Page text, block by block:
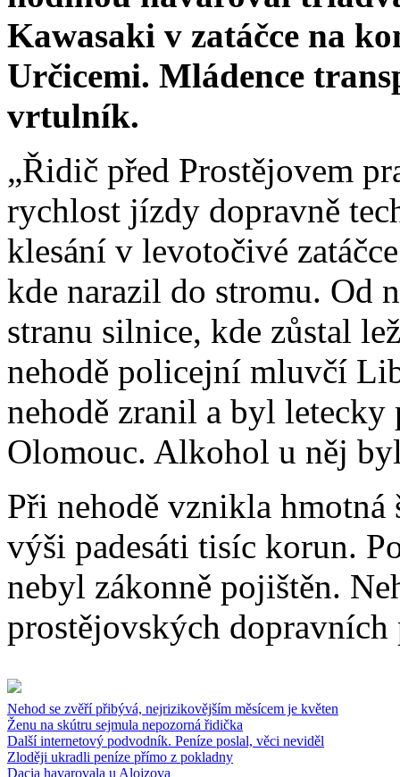
Kawasaki v zatáčce na
Určicemi. Mládence
vrtulník.
„Řidič před Prostějovem
rychlost jízdy dopravně
klesání v levotočivé
kde narazil do stromu. Od
stranu silnice, kde zůstal
nehodě policejní mluvčí
nehodě zranil a byl
Olomouc. Alkohol u něj
Při nehodě vznikla
výši padesáti tisíc korun.
nebyl zákonně pojištěn.
prostějovských
Nehod se zvěří přibývá, nejrizikovějším měsícem je květen
Ženu na skútru sejmula nepozorná řidička
Další internetový podvodník. Peníze poslal, věci neviděl
Zloději ukradli peníze přímo z pokladny
Dacia havarovala u Alojzova